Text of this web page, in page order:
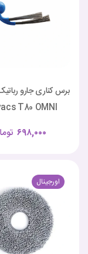
برس کناری جارو
T80 OMNI
۶۹۸,۰۰۰
اورجینال